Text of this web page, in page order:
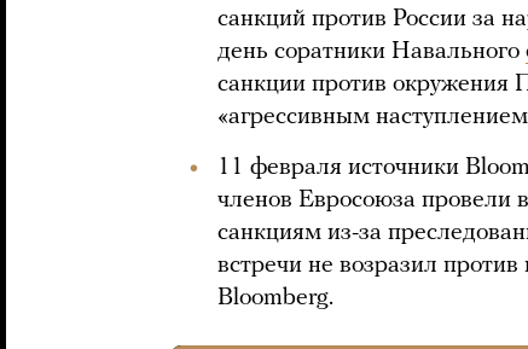
санкций против России за
день соратники Навального
санкции против окружения
«агрессивным
11 февраля источники
членов Евросоюза провели
санкциям из-за
встречи не возразил
Bloomberg.